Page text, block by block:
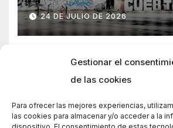
Gestionar el
de las cookies
Para ofrecer las mejores experiencias,
las cookies para almacenar y/o acceder a la
años
24 DE JULIO DE 2026